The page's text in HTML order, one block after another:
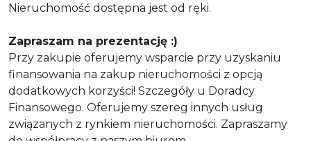
Nieruchomość dostępna jest od ręki.
Zapraszam na prezentację :)
Przy zakupie oferujemy wsparcie przy uzyskaniu
finansowania na zakup nieruchomości z opcją
dodatkowych korzyści! Szczegóły u Doradcy
Finansowego. Oferujemy szereg innych usług
związanych z rynkiem nieruchomości. Zapraszamy